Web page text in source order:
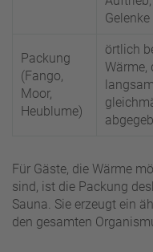
Packung
(Fango,
Moor,
Heublume)
örtlich
Wärme,
Für Gäste, die Wärme
sind, ist die Packung
Sauna. Sie erzeugt ein
den gesamten